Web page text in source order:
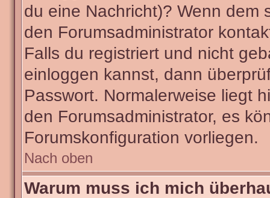
du eine Nachricht)? Wenn dem
den Forumsadministrator
Falls du registriert und nicht
einloggen kannst, dann
Passwort. Normalerweise liegt
den Forumsadministrator, es
Forumskonfiguration vorliegen.
Nach oben
Warum muss ich mich